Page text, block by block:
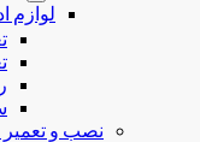
لوازم
نصب و